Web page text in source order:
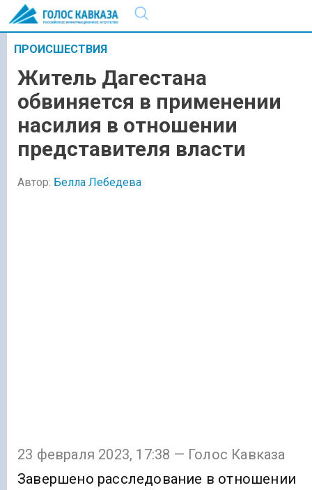
ПРОИСШЕСТВИЯ
Житель Дагестана
обвиняется в применении
насилия в отношении
представителя власти
Автор: Белла Лебедева
23 февраля 2023, 17:38 — Голос Кавказа
Завершено расследование в отношении